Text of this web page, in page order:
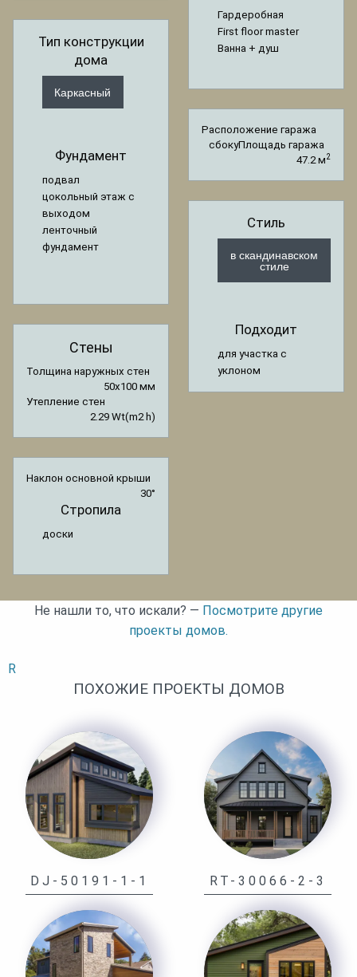
Тип конструкции
дома
Каркасный
Фундамент
подвал
цокольный этаж с
выходом
ленточный
фундамент
Стены
Толщина наружных стен
50x100 мм
Утепление стен
2.29 Wt(m2 h)
Наклон основной крыши
30°
Стропила
доски
Гардеробная
First floor master
Ванна + душ
Расположение гаража
сбокуПлощадь гаража
47.2 м2
Стиль
в скандинавском
стиле
Подходит
для участка с
уклоном
Не нашли то, что искали? — Посмотрите другие
проекты домов.
R
ПОХОЖИЕ ПРОЕКТЫ ДОМОВ
DJ-50191-1-1 RT-30066-2-3